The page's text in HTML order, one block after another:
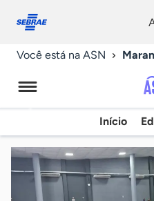
conosco
Você está na ASN
Início